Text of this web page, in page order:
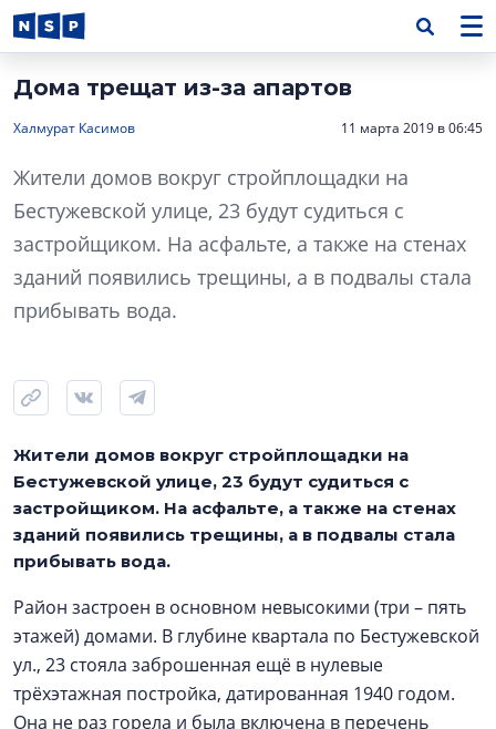
Дома трещат из-за апартов
Халмурат Касимов 11 марта 2019 в 06:45
Жители домов вокруг стройплощадки на
Бестужевской улице, 23 будут судиться с
застройщиком. На асфальте, а также на стенах
зданий появились трещины, а в подвалы стала
прибывать вода.
Жители домов вокруг стройплощадки на
Бестужевской улице, 23 будут судиться с
застройщиком. На асфальте, а также на стенах
зданий появились трещины, а в подвалы стала
прибывать вода.
Район застроен в основном невысокими (три – пять
этажей) домами. В глубине квартала по Бестужевской
ул., 23 стояла заброшенная ещё в нулевые
трёхэтажная постройка, датированная 1940 годом.
Она не раз горела и была включена в перечень